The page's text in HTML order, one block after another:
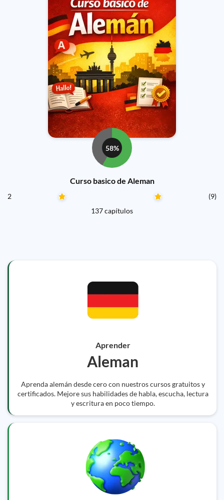
58%
Curso basico de Aleman
2
(9)
137 capítulos
Aprender
Aleman
Aprenda alemán desde cero con nuestros cursos gratuitos y
certificados. Mejore sus habilidades de habla, escucha, lectura
y escritura en poco tiempo.